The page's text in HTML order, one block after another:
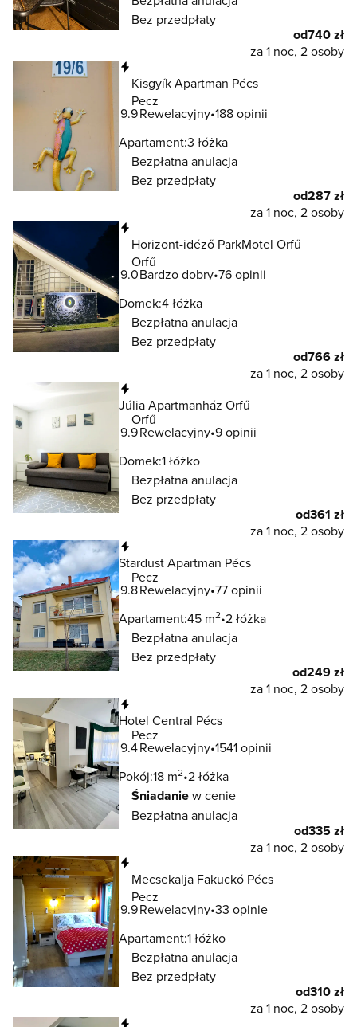
Bez przedpłaty
od740 zł
za 1 noc, 2 osoby
Kisgyík Apartman Pécs
Pecz
9.9Rewelacyjny 188 opinii
Apartament:3 łóżka
Bezpłatna anulacja
Bez przedpłaty
od287 zł
za 1 noc, 2 osoby
Horizont-idéző ParkMotel Orfű
Orfű
9.0Bardzo dobry 76 opinii
Domek:4 łóżka
Bezpłatna anulacja
Bez przedpłaty
od766 zł
za 1 noc, 2 osoby
Júlia Apartmanház Orfű
Orfű
9.9Rewelacyjny 9 opinii
Domek:1 łóżko
Bezpłatna anulacja
Bez przedpłaty
od361 zł
za 1 noc, 2 osoby
Stardust Apartman Pécs
Pecz
9.8Rewelacyjny 77 opinii
Apartament:45 m2 2 łóżka
Bezpłatna anulacja
Bez przedpłaty
od249 zł
za 1 noc, 2 osoby
Hotel Central Pécs
Pecz
9.4Rewelacyjny 1541 opinii
Pokój:18 m2 2 łóżka
Śniadaniew cenie
Bezpłatna anulacja
od335 zł
za 1 noc, 2 osoby
Mecsekalja Fakuckó Pécs
Pecz
9.9Rewelacyjny 33 opinie
Apartament:1 łóżko
Bezpłatna anulacja
Bez przedpłaty
od310 zł
za 1 noc, 2 osoby